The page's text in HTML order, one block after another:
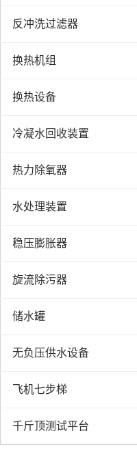
反冲洗过滤器
换热机组
换热设备
冷凝水回收装置
热力除氧器
水处理装置
稳压膨胀器
旋流除污器
储水罐
无负压供水设备
飞机七步梯
千斤顶测试平台